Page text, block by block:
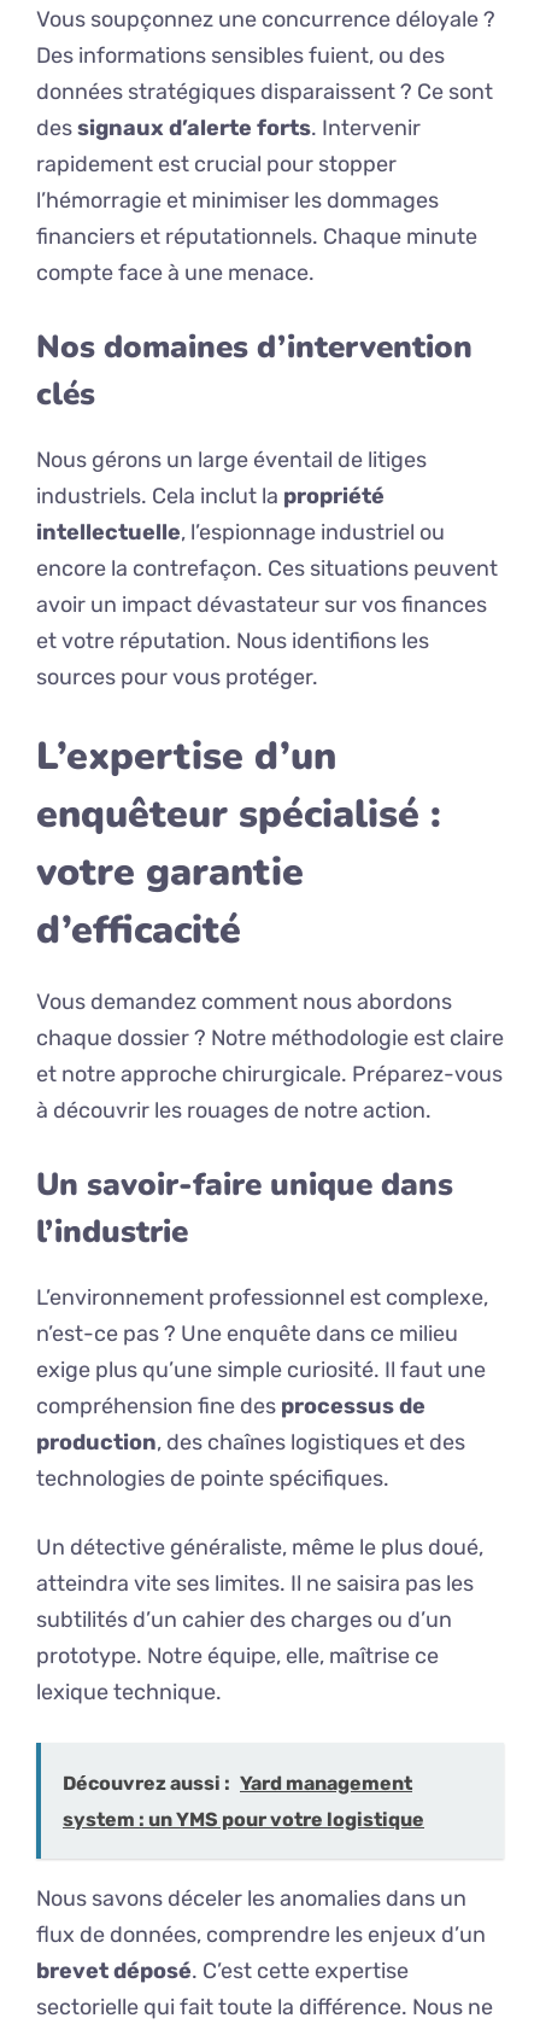
Vous soupçonnez une concurrence déloyale ?
Des informations sensibles fuient, ou des
données stratégiques disparaissent ? Ce sont
dessignaux d’alerte forts. Intervenir
rapidement est crucial pour stopper
l’hémorragie et minimiser les dommages
financiers et réputationnels. Chaque minute
compte face à une menace.
Nos domaines d’intervention
clés
Nous gérons un large éventail de litiges
industriels. Cela inclut la propriété
intellectuelle, l’espionnage industriel ou
encore la contrefaçon. Ces situations peuvent
avoir un impact dévastateur sur vos finances
et votre réputation. Nous identifions les
sources pour vous protéger.
L’expertise d’un
enquêteur spécialisé :
votre garantie
d’efficacité
Vous demandez comment nous abordons
chaque dossier ? Notre méthodologie est claire
et notre approche chirurgicale. Préparez-vous
à découvrir les rouages de notre action.
Un savoir-faire unique dans
l’industrie
L’environnement professionnel est complexe,
n’est-ce pas ? Une enquête dans ce milieu
exige plus qu’une simple curiosité. Il faut une
compréhension fine des processus de
production, des chaînes logistiques et des
technologies de pointe spécifiques.
Un détective généraliste, même le plus doué,
atteindra vite ses limites. Il ne saisira pas les
subtilités d’un cahier des charges ou d’un
prototype. Notre équipe, elle, maîtrise ce
lexique technique.
Découvrez aussi : Yard management
system : un YMS pour votre logistique
Nous savons déceler les anomalies dans un
flux de données, comprendre les enjeux d’un
brevet déposé. C’est cette expertise
sectorielle qui fait toute la différence. Nous ne